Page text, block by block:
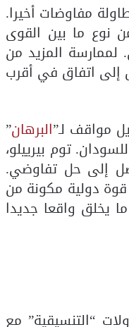
مفاوضات أخيرا.
نوع ما بين القوى
لممارسة المزيد من
إلى اتفاق في أقرب
مواقف لـ”البرهان”
توم بيرييلو،
التوصل إلى حل تفاوضي.
دولية مكونة من
يخلق واقعا جديدا
“التنسيقية” مع